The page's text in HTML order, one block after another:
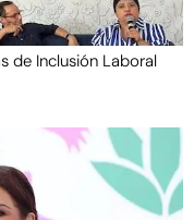
de Inclusión Laboral